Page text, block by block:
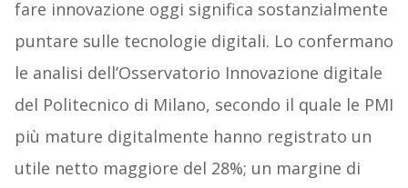
fare innovazione oggi significa sostanzialmente
puntare sulle tecnologie digitali. Lo confermano
le analisi dell’Osservatorio Innovazione digitale
del Politecnico di Milano, secondo il quale le PMI
più mature digitalmente hanno registrato un
utile netto maggiore del 28%; un margine di